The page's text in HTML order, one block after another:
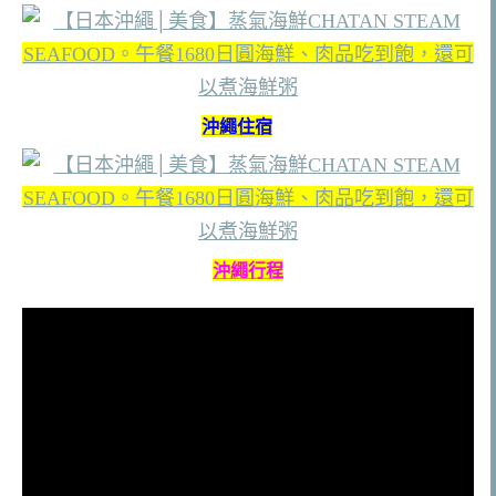
沖繩住宿
沖繩行程